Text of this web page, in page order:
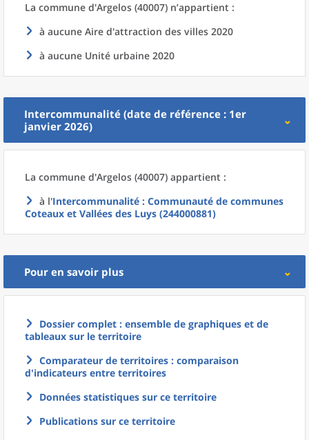
La commune d'Argelos (40007) n’appartient :
à aucune Aire d'attraction des villes 2020
à aucune Unité urbaine 2020
Intercommunalité (date de référence : 1er
janvier 2026)
La commune d'Argelos (40007) appartient :
à l'Intercommunalité : Communauté de communes
Coteaux et Vallées des Luys (244000881)
Pour en savoir plus
Dossier complet : ensemble de graphiques et de
tableaux sur le territoire
Comparateur de territoires : comparaison
d'indicateurs entre territoires
Données statistiques sur ce territoire
Publications sur ce territoire